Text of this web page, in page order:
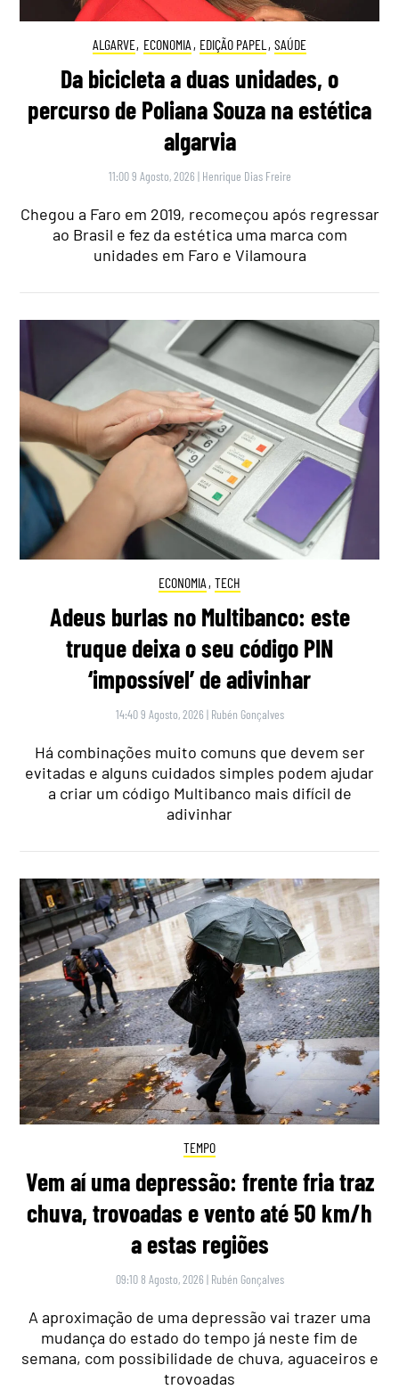
ALGARVE, ECONOMIA , EDIÇÃO PAPEL , SAÚDE
Da bicicleta a duas unidades, o
percurso de Poliana Souza na estética
algarvia
11:00 9 Agosto, 2026 | Henrique Dias Freire
Chegou a Faro em 2019, recomeçou após regressar
ao Brasil e fez da estética uma marca com
unidades em Faro e Vilamoura
ECONOMIA , TECH
Adeus burlas no Multibanco: este
truque deixa o seu código PIN
‘impossível’ de adivinhar
14:40 9 Agosto, 2026 | Rubén Gonçalves
Há combinações muito comuns que devem ser
evitadas e alguns cuidados simples podem ajudar
a criar um código Multibanco mais difícil de
adivinhar
TEMPO
Vem aí uma depressão: frente fria traz
chuva, trovoadas e vento até 50 km/h
a estas regiões
09:10 8 Agosto, 2026 | Rubén Gonçalves
A aproximação de uma depressão vai trazer uma
mudança do estado do tempo já neste fim de
semana, com possibilidade de chuva, aguaceiros e
trovoadas